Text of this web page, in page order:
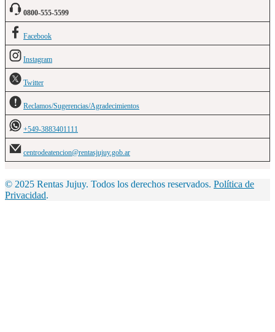
0800-555-5599
Facebook
Instagram
Twitter
Reclamos/Sugerencias/Agradecimientos
+549-3883401111
centrodeatencion@rentasjujuy.gob.ar
© 2025 Rentas Jujuy. Todos los derechos reservados. Política de
Privacidad.